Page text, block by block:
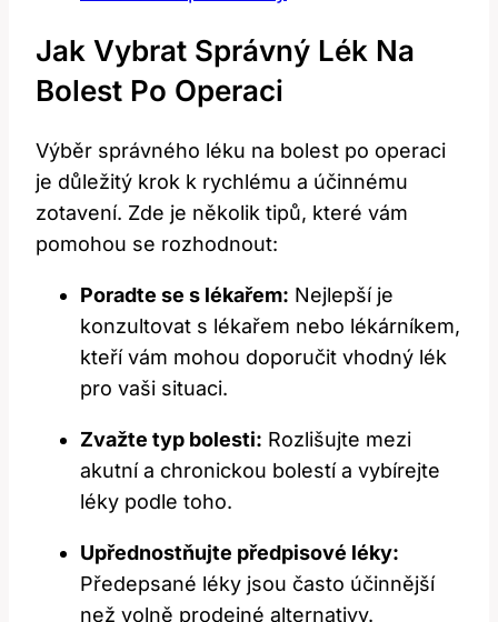
Jak ‍vybrat Správný Lék Na
Bolest Po Operaci
Výběr⁢ správného⁤ léku na bolest po operaci
je důležitý krok k rychlému ⁢a účinnému
zotavení. Zde je několik tipů, které ⁢vám‍
pomohou se rozhodnout:
Poradte se s lékařem: Nejlepší je
konzultovat s lékařem nebo lékárníkem,
kteří ⁤vám mohou doporučit vhodný lék
pro vaši situaci.
Zvažte typ bolesti: Rozlišujte mezi
akutní a chronickou ‍bolestí a‍ vybírejte
léky podle toho.
Upřednostňujte předpisové léky:
Předepsané léky jsou často účinnější
než volně prodejné alternativy.